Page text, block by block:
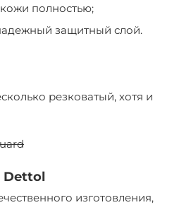
полностью;
защитный слой.
резковатый, хотя и
изготовления,